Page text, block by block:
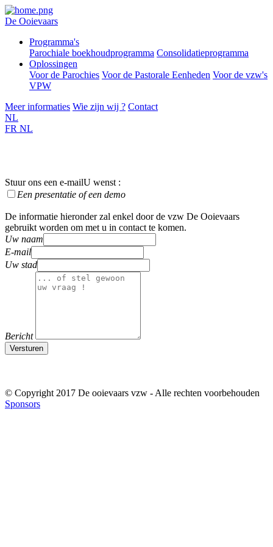
De Ooievaars
Programma's
Parochiale boekhoudprogramma Consolidatieprogramma
Oplossingen
Voor de Parochies Voor de Pastorale Eenheden Voor de vzw's
VPW
Meer informaties Wie zijn wij ? Contact
NL
FR NL
Stuur ons een e-mailU wenst :
Een presentatie of een demo
De informatie hieronder zal enkel door de vzw De Ooievaars
gebruikt worden om met u in contact te komen.
Uw naam
E-mail
Uw stad
Bericht
Versturen
© Copyright 2017 De ooievaars vzw - Alle rechten voorbehouden
Sponsors